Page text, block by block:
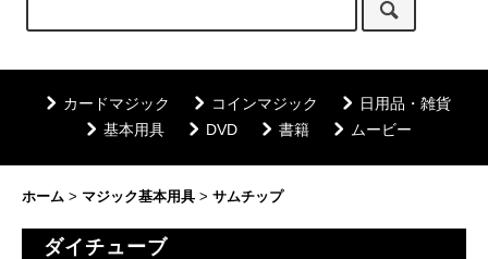
カードマジック コインマジック
日用品・雑貨
基本用具
DVD 書籍 ムービー
ホーム > マジック基本用具 > サムチップ
ダイチューブ